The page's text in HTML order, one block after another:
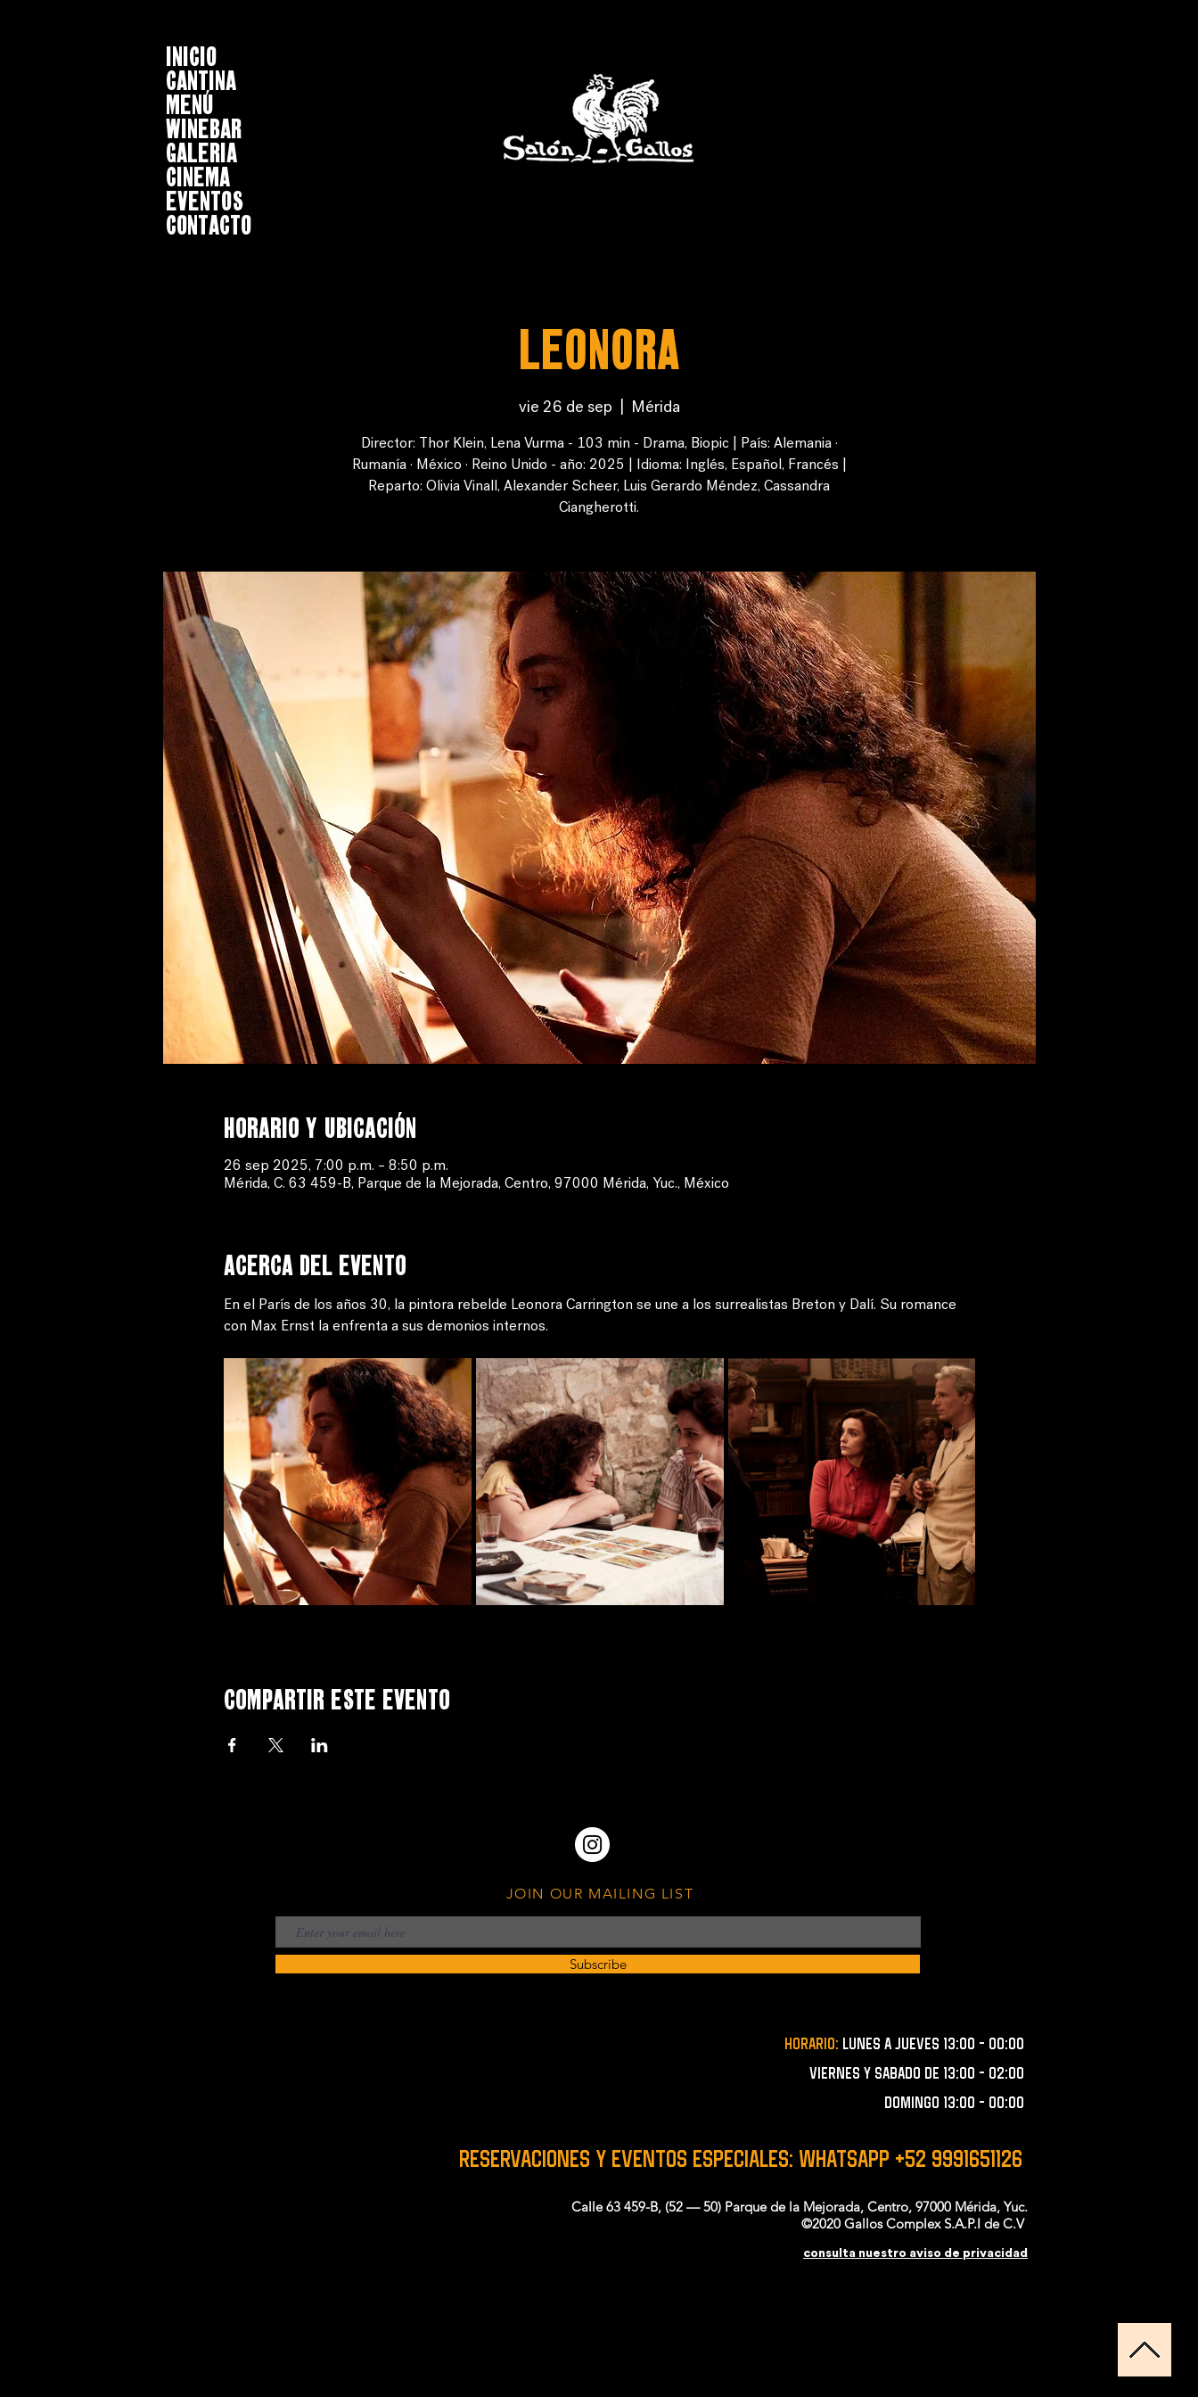
INICIO
CANTINA
MENÚ
WINEBAR
GALERIA
CINEMA
EVENTOS
CONTACTO
Leonora
vie 26 de sep Mérida
Director: Thor Klein, Lena Vurma - 103 min - Drama, Biopic | País: Alemania ·
Rumanía · México · Reino Unido - año: 2025 | Idioma: Inglés, Español, Francés |
Reparto: Olivia Vinall, Alexander Scheer, Luis Gerardo Méndez, Cassandra
Ciangherotti.
Horario y ubicación
26 sep 2025, 7:00 p.m. – 8:50 p.m.
Mérida, C. 63 459-B, Parque de la Mejorada, Centro, 97000 Mérida, Yuc., México
Acerca del evento
En el París de los años 30, la pintora rebelde Leonora Carrington se une a los surrealistas Breton y Dalí. Su romance
con Max Ernst la enfrenta a sus demonios internos.
Compartir este evento
JOIN OUR MAILING LIST
Subscribe
Horario: lunes a JUEVES 13:00 - 00:00
VIERNES Y SABADO de 13:00 - 02:00
domingo 13:00 - 00:00
RESERVACIONES y EVENTOS ESPECIALES: WHATSAPP +52 9991651126
Calle 63 459-B, (52 — 50) Parque de la Mejorada, Centro, 97000 Mérida, Yuc.
©2020 Gallos Complex S.A.P.I de C.V
consulta nuestro aviso de privacidad